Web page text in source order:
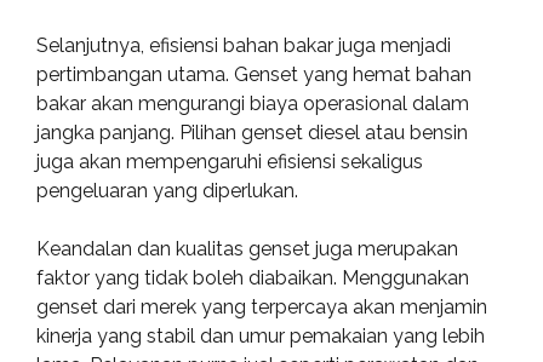
Selanjutnya, efisiensi bahan bakar juga menjadi
pertimbangan utama. Genset yang hemat bahan
bakar akan mengurangi biaya operasional dalam
jangka panjang. Pilihan genset diesel atau bensin
juga akan mempengaruhi efisiensi sekaligus
pengeluaran yang diperlukan.
Keandalan dan kualitas genset juga merupakan
faktor yang tidak boleh diabaikan. Menggunakan
genset dari merek yang terpercaya akan menjamin
kinerja yang stabil dan umur pemakaian yang lebih